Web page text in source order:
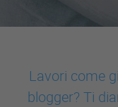
Lavori come
blogger? Ti